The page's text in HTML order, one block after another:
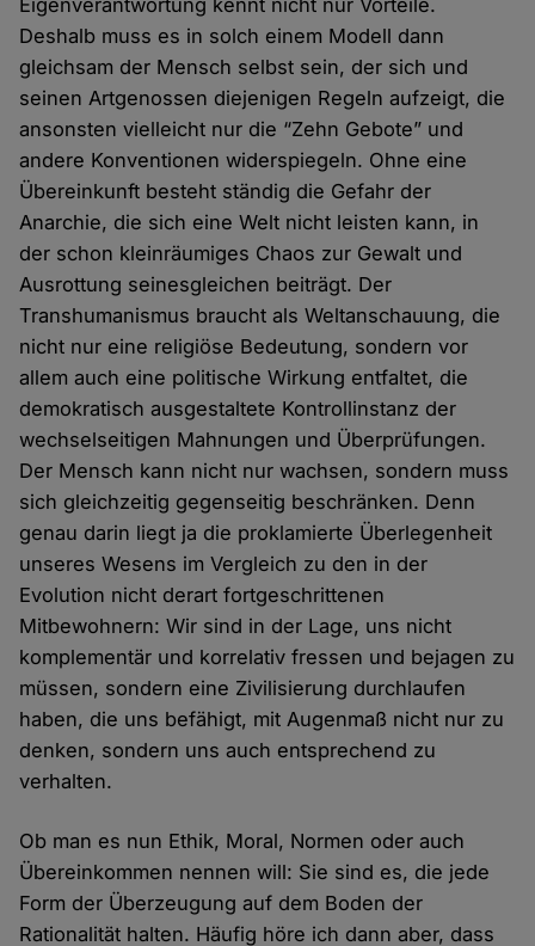
Deshalb muss es in solch einem Modell dann
gleichsam der Mensch selbst sein, der sich und
seinen Artgenossen diejenigen Regeln aufzeigt, die
ansonsten vielleicht nur die “Zehn Gebote” und
andere Konventionen widerspiegeln. Ohne eine
Übereinkunft besteht ständig die Gefahr der
Anarchie, die sich eine Welt nicht leisten kann, in
der schon kleinräumiges Chaos zur Gewalt und
Ausrottung seinesgleichen beiträgt. Der
Transhumanismus braucht als Weltanschauung, die
nicht nur eine religiöse Bedeutung, sondern vor
allem auch eine politische Wirkung entfaltet, die
demokratisch ausgestaltete Kontrollinstanz der
wechselseitigen Mahnungen und Überprüfungen.
Der Mensch kann nicht nur wachsen, sondern muss
sich gleichzeitig gegenseitig beschränken. Denn
genau darin liegt ja die proklamierte Überlegenheit
unseres Wesens im Vergleich zu den in der
Evolution nicht derart fortgeschrittenen
Mitbewohnern: Wir sind in der Lage, uns nicht
komplementär und korrelativ fressen und bejagen zu
müssen, sondern eine Zivilisierung durchlaufen
haben, die uns befähigt, mit Augenmaß nicht nur zu
denken, sondern uns auch entsprechend zu
verhalten.
Ob man es nun Ethik, Moral, Normen oder auch
Übereinkommen nennen will: Sie sind es, die jede
Form der Überzeugung auf dem Boden der
Rationalität halten. Häufig höre ich dann aber, dass